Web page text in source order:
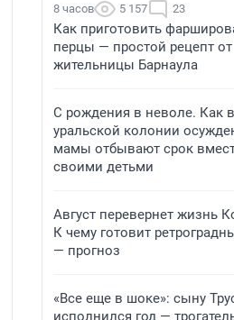
8 часов 5 157 23
Как приготовить
перцы — простой рецепт от
жительницы Барнаула
С рождения в неволе. Как в
уральской колонии
мамы отбывают срок
своими детьми
Август перевернет жизнь
К чему готовит
— прогноз
«Все еще в шоке»: сыну
исполнился год —